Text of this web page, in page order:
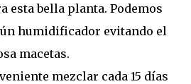
esta bella planta. Podemos
humidificador evitando el
macetas.
mezclar cada 15 días